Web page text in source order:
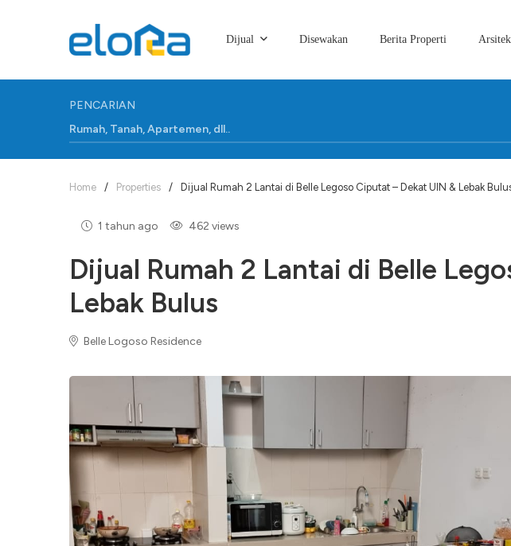
Dijual Disewakan Berita Properti
PENCARIAN
Home / Properties / Dijual Rumah 2 Lantai di Belle Legoso Ciputat – Dekat UIN & Lebak
1 tahun ago 462 views
Dijual Rumah 2 Lantai di Belle
Lebak Bulus
Belle Logoso Residence